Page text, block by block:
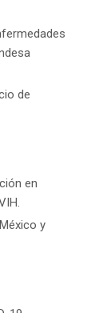
de
en
y